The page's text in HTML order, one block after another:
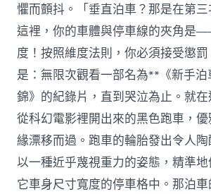
懼而顫抖。「垂直泊車？那是在第
這裡，你的車體與停車線的夾角是
度！按照維度法則，你必須接受懲
是：無限次觀看一部名為**《新手
錦》的紀錄片，直到哭泣為止。就
從科幻電影裡開出來的黑色跑車，
緣漂移而過。跑車的輪胎發出令人
以一種近乎蔑視重力的姿態，精準
它車身尺寸寬度的停車格中。那泊